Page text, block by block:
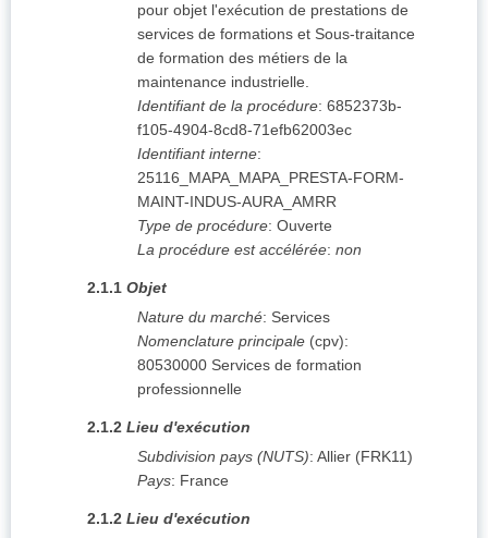
pour objet l'exécution de prestations de
services de formations et Sous-traitance
de formation des métiers de la
maintenance industrielle.
Identifiant de la procédure: 6852373b-
f105-4904-8cd8-71efb62003ec
Identifiant interne:
25116_MAPA_MAPA_PRESTA-FORM-
MAINT-INDUS-AURA_AMRR
Type de procédure: Ouverte
La procédure est accélérée: non
2.1.1 Objet
Nature du marché: Services
Nomenclature principale (cpv):
80530000 Services de formation
professionnelle
2.1.2 Lieu d'exécution
Subdivision pays (NUTS): Allier (FRK11)
Pays: France
2.1.2 Lieu d'exécution